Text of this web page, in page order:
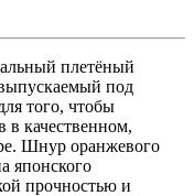
плетёный
под
того, чтобы
в качественном,
Шнур оранжевого
японского
прочностью и